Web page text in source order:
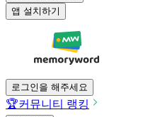
앱 설치하기
로그인을 해주세요
🏆커뮤니티 랭킹